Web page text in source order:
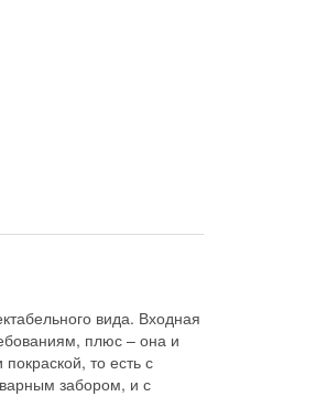
вида. Входная
плюс – она и
то есть с
забором, и с